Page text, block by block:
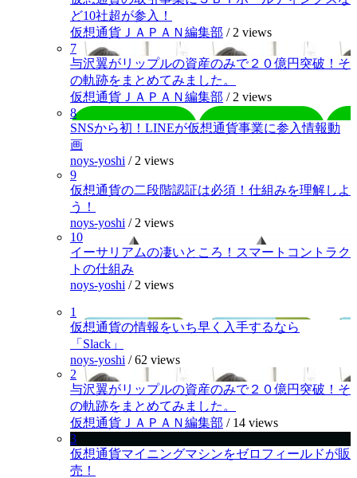
ど10社超が参入！
仮想通貨ＪＡＰＡＮ編集部 / 2 views
7
与沢翼がリップルの資産のみで２０億円突破！そ
の軌跡をまとめてみました。
仮想通貨ＪＡＰＡＮ編集部 / 2 views
8
SNSから初！LINEが仮想通貨事業に参入情報動
画
noys-yoshi / 2 views
9
仮想通貨の二段階認証は必須！仕組みを理解しよ
う！
noys-yoshi / 2 views
10
イーサリアムの凄いところ！スマートコントラク
トの仕組み
noys-yoshi / 2 views
1
仮想通貨の情報をいち早く入手するなら
「Slack」
noys-yoshi /62 views
2
与沢翼がリップルの資産のみで２０億円突破！そ
の軌跡をまとめてみました。
仮想通貨ＪＡＰＡＮ編集部 / 14 views
3
仮想通貨マイニングマシンをゼロフィールドが販
売！